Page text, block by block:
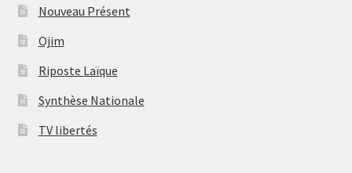
Nouveau Présent
Ojim
Riposte Laïque
Synthèse Nationale
TV libertés